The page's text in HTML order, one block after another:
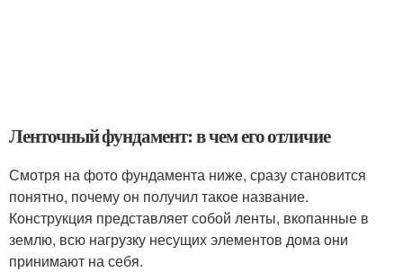
Ленточный фундамент: в чем его отличие
Смотря на фото фундамента ниже, сразу становится
понятно, почему он получил такое название.
Конструкция представляет собой ленты, вкопанные в
землю, всю нагрузку несущих элементов дома они
принимают на себя.